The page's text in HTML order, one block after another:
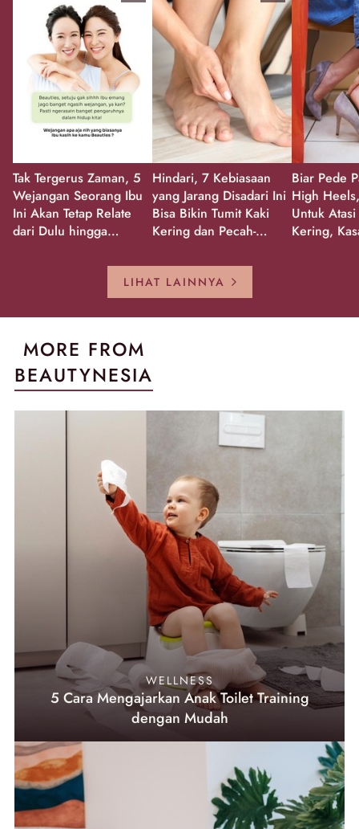
Tak Tergerus Zaman, 5
Wejangan Seorang Ibu
Ini Akan Tetap Relate
dari Dulu hingga
Hindari, 7 Kebiasaan
yang Jarang Disadari Ini
Bisa Bikin Tumit Kaki
Kering dan Pecah-
Biar Pede
High
Untuk
Kering,
LIHAT LAINNYA
MORE FROM
BEAUTYNESIA
WELLNESS
5 Cara Mengajarkan Anak Toilet Training
dengan Mudah